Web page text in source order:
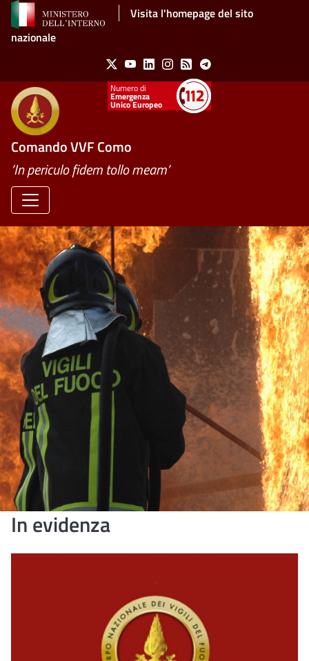
Salta al contenuto principaleVisita l'homepage del sito
nazionale
Social Menu
X YoutubeLinkedinInstagram
Feed Telegram
Emergenza
Unico Europeo
Comando VVF Como
’In periculo fidem tollo meam’
In evidenza